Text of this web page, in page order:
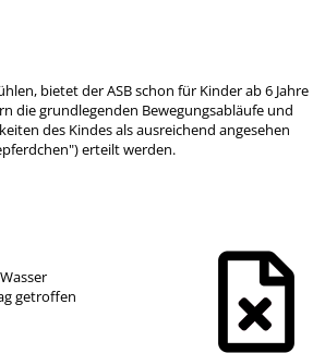
bietet der ASB schon für Kinder ab 6 Jahre
die grundlegenden Bewegungsabläufe und
des Kindes als ausreichend angesehen
erteilt werden.
getroffen